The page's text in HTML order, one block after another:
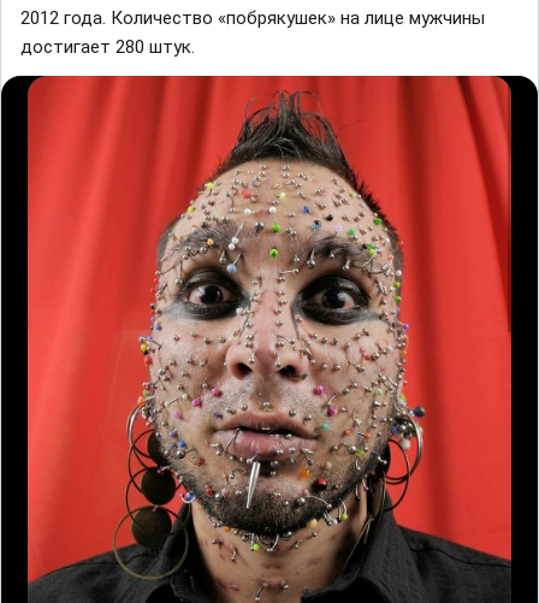
2012 года. Количество «побрякушек» на лице мужчины
достигает 280 штук.